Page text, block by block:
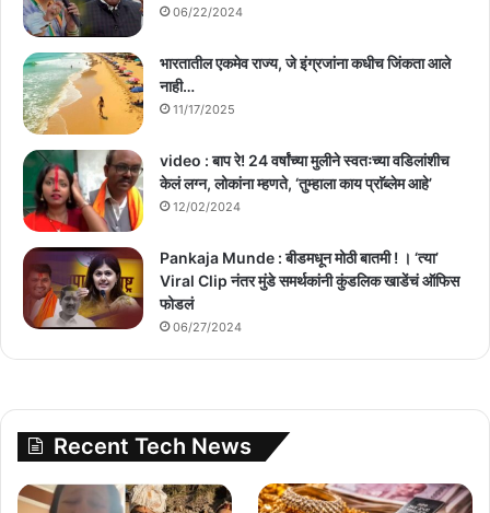
06/22/2024
भारतातील एकमेव राज्य, जे इंग्रजांना कधीच जिंकता आले
नाही…
11/17/2025
video : बाप रे! 24 वर्षांच्या मुलीने स्वतःच्या वडिलांशीच
केलं लग्न, लोकांना म्हणते, ‘तुम्हाला काय प्राॅब्लेम आहे’
12/02/2024
Pankaja Munde : बीडमधून मोठी बातमी ! । ‘त्या’
Viral Clip नंतर मुंडे समर्थकांनी कुंडलिक खाडेंचं ऑफिस
फोडलं
06/27/2024
Recent Tech News